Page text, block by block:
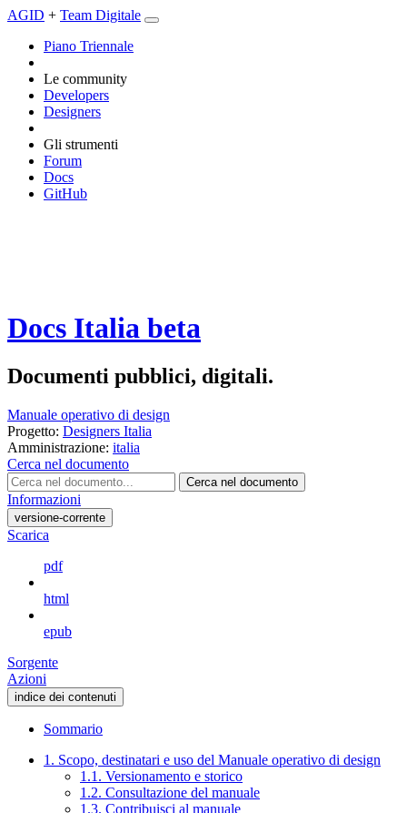
AGID + Team Digitale
Piano Triennale
Le community
Developers
Designers
Gli strumenti
Forum
Docs
GitHub
Docs Italia beta
Documenti pubblici, digitali.
Manuale operativo di design
Progetto: Designers Italia
Amministrazione: italia
Cerca nel documento
Cerca nel documento
Informazioni
versione-corrente
Scarica
pdf
html
epub
Sorgente
Azioni
indice dei contenuti
Sommario
1. Scopo, destinatari e uso del Manuale operativo di design
1.1. Versionamento e storico
1.2. Consultazione del manuale
1.3. Contribuisci al manuale